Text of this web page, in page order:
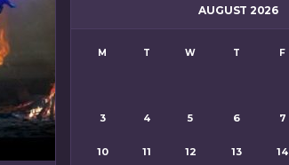
AUGUST 2026
M T W T F
3 4 5 6 7
10 11 12 13 14